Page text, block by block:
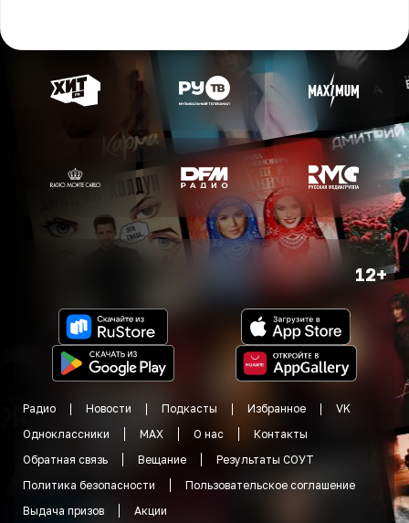
12+
Радио Новости Подкасты Избранное
VK
Одноклассники
MAX О нас
Контакты
Обратная связь
Вещание
Результаты СОУТ
Политика безопасности
Пользовательское соглашение
Выдача призов
Акции